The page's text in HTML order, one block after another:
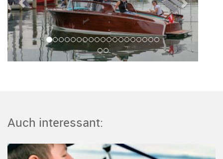
Auch interessant: